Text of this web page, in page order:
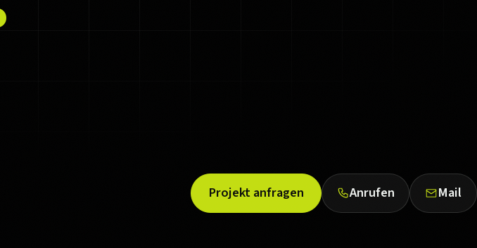
Projekt anfragen Anrufen Mail